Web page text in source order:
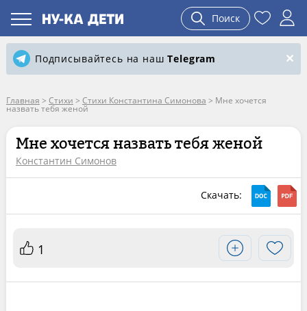
Поиск
Подписывайтесь на нашTelegram
Главная > Стихи > Стихи Константина Симонова > Мне хочется
назвать тебя женой
Мне хочется назвать тебя женой
Константин Симонов
Скачать:
1